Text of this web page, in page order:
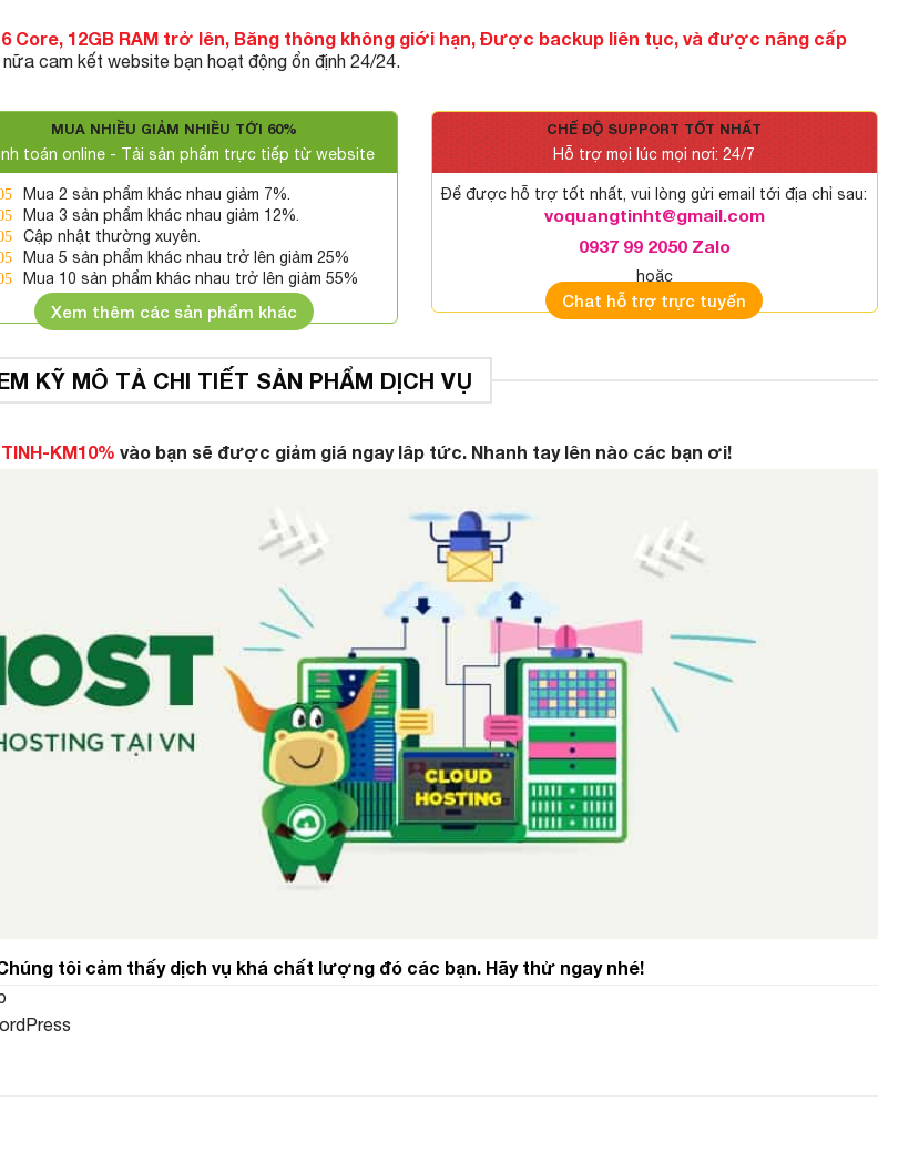
6 Core, 12GB RAM trở lên, Băng thông không giới hạn, Được backup liên tục, và được nâng cấp
cam kết website bạn hoạt động ổn định 24/24.
MUA NHIỀU GIẢM NHIỀU TỚI 60%
toán online - Tải sản phẩm trực tiếp từ website
Mua 2 sản phẩm khác nhau giảm 7%.
Mua 3 sản phẩm khác nhau giảm 12%.
Cập nhật thường xuyên.
Mua 5 sản phẩm khác nhau trở lên giảm 25%
Mua 10 sản phẩm khác nhau trở lên giảm 55%
Xem thêm các sản phẩm khác
CHẾ ĐỘ SUPPORT TỐT NHẤT
Hỗ trợ mọi lúc mọi nơi: 24/7
Để được hỗ trợ tốt nhất, vui lòng gửi email tới địa chỉ sau:
voquangtinht@gmail.com
0937 99 2050 Zalo
hoặc
Chat hỗ trợ trực tuyến
KỸ MÔ TẢ CHI TIẾT SẢN PHẨM DỊCH VỤ
TINH-KM10% vào bạn sẽ được giảm giá ngay lâp tức. Nhanh tay lên nào các bạn ơi!
tôi cảm thấy dịch vụ khá chất lượng đó các bạn. Hãy thử ngay nhé!